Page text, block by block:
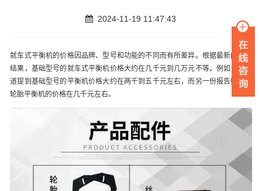
2024-11-19 11:47:43
就车式平衡机的价格因品牌、型号和功能的不同而有所差异。根据最新的搜索
结果，基础型号的就车式平衡机价格大约在几千元到几万元不等。例如，有报
道提到基础型号的平衡机价格大约在两千到五千元左右，而另一份报告则提到
轮胎平衡机的价格在几千元左右。